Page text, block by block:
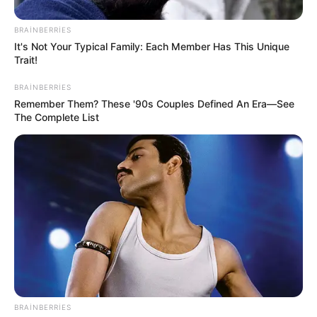
Sevinc Hüseynova Səidə Bəkirqızına uduzdu
—Məhkəmə rədd etdi
0 0
Xəbər xoşunuza gəldi? Sosial şəbəkələrdə paylaşın
BRAINBERRIES
It's Not Your Typical Family: Each Member Has This Unique
Trait!
BRAINBERRIES
Remember Them? These '90s Couples Defined An Era—See
The Complete List
BRAINBERRIES